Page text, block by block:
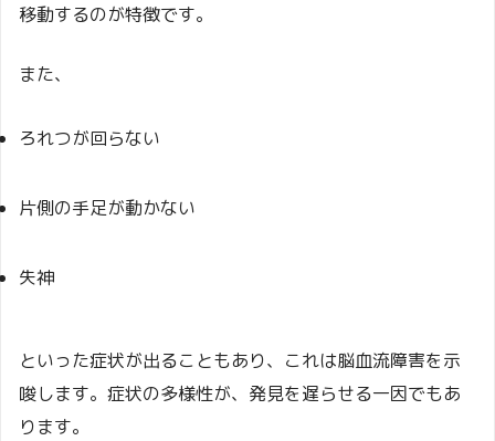
移動するのが特徴です。
また、
ろれつが回らない
片側の手足が動かない
失神
といった症状が出ることもあり、これは脳血流障害を示
唆します。症状の多様性が、発見を遅らせる一因でもあ
ります。